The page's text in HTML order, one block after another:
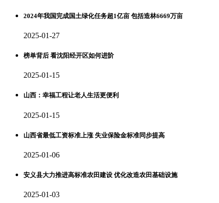
2024年我国完成国土绿化任务超1亿亩 包括造林6669万亩
2025-01-27
榜单背后 看沈阳经开区如何进阶
2025-01-15
山西：幸福工程让老人生活更便利
2025-01-15
山西省最低工资标准上涨 失业保险金标准同步提高
2025-01-06
安义县大力推进高标准农田建设 优化改造农田基础设施
2025-01-03